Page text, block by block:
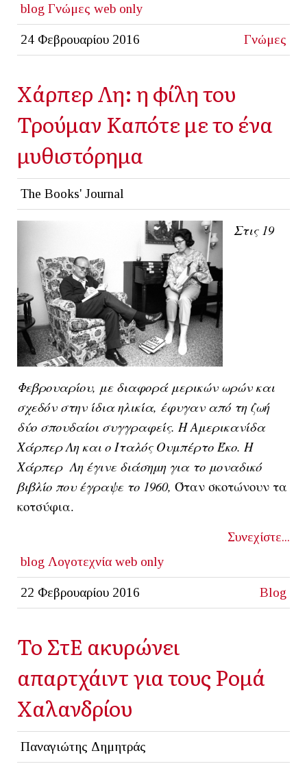
blog Γνώμες web only
24 Φεβρουαρίου 2016 Γνώμες
Χάρπερ Λη: η φίλη του
Τρούμαν Καπότε με το ένα
μυθιστόρημα
The Books' Journal
Στις 19
Φεβρουαρίου, με διαφορά μερικών ωρών και
σχεδόν στην ίδια ηλικία, έφυγαν από τη ζωή
δύο σπουδαίοι συγγραφείς. Η Αμερικανίδα
Χάρπερ Λη και ο Ιταλός Ουμπέρτο Έκο. Η
Χάρπερ Λη έγινε διάσημη για το μοναδικό
βιβλίο που έγραψε το 1960, Όταν σκοτώνουν τα
κοτσύφια.
Συνεχίστε...
blog Λογοτεχνία web only
22 Φεβρουαρίου 2016 Blog
Το ΣτΕ ακυρώνει
απαρτχάιντ για τους Ρομά
Χαλανδρίου
Παναγιώτης Δημητράς